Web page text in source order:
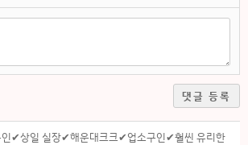
댓글 등록
인✔상일 실장✔해운대크크✔업소구인✔훨씬 유리한